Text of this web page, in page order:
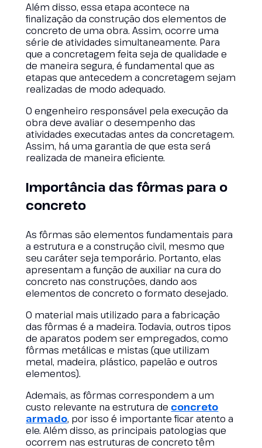
Além disso, essa etapa acontece na
finalização da construção dos elementos de
concreto de uma obra. Assim, ocorre uma
série de atividades simultaneamente. Para
que a concretagem feita seja de qualidade e
de maneira segura, é fundamental que as
etapas que antecedem a concretagem sejam
realizadas de modo adequado.
O engenheiro responsável pela execução da
obra deve avaliar o desempenho das
atividades executadas antes da concretagem.
Assim, há uma garantia de que esta será
realizada de maneira eficiente.
Importância das fôrmas para o
concreto
As fôrmas são elementos fundamentais para
a estrutura e a construção civil, mesmo que
seu caráter seja temporário. Portanto, elas
apresentam a função de auxiliar na cura do
concreto nas construções, dando aos
elementos de concreto o formato desejado.
O material mais utilizado para a fabricação
das fôrmas é a madeira. Todavia, outros tipos
de aparatos podem ser empregados, como
fôrmas metálicas e mistas (que utilizam
metal, madeira, plástico, papelão e outros
elementos).
Ademais, as fôrmas correspondem a um
custo relevante na estrutura de concreto
armado, por isso é importante ficar atento a
ele. Além disso, as principais patologias que
ocorrem nas estruturas de concreto têm